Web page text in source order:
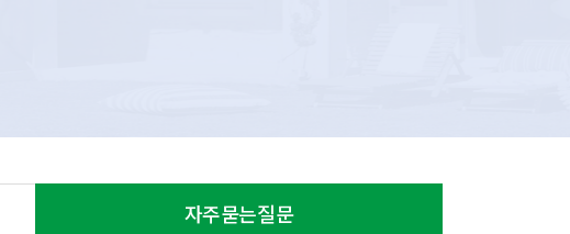
자주묻는질문